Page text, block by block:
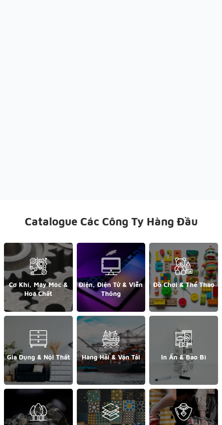
Catalogue Các Công Ty Hàng Đầu
Cơ Khí, Máy Móc &
Hoá Chất
Điện, Điện Tử & Viễn
Thông
Đồ Chơi & Thể Thao
Gia Dụng & Nội Thất Hàng Hải & Vận Tải In Ấn & Bao Bì